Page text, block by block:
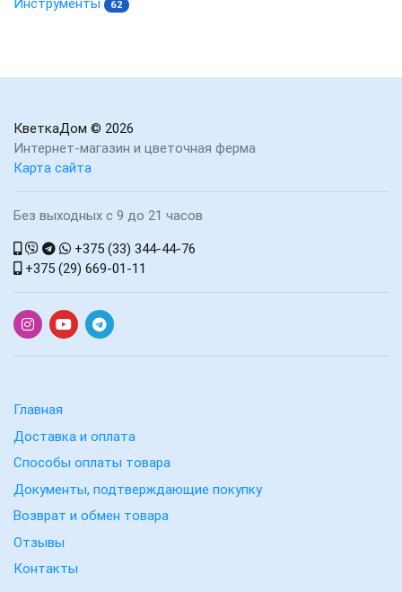
62
КветкаДом © 2026
Интернет-магазин и цветочная ферма
Карта сайта
Без выходных с 9 до 21 часов
+375 (33) 344-44-76
+375 (29) 669-01-11
Главная
Доставка и оплата
Способы оплаты товара
Документы, подтверждающие покупку
Возврат и обмен товара
Отзывы
Контакты